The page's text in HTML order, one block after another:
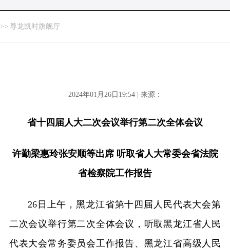
>> 尊龙凯时旗舰厅
2024年01月26日19:54 | 来源：
省十四届人大二次会议举行第二次全体会议
许勤梁惠玲张安顺等出席 听取省人大常委会省法院
省检察院工作报告
26日上午，黑龙江省第十四届人民代表大会第
二次会议举行第二次全体会议，听取黑龙江省人民
代表大会常务委员会工作报告、黑龙江省高级人民